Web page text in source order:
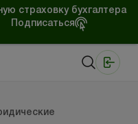
страховку бухгалтера
Подписаться